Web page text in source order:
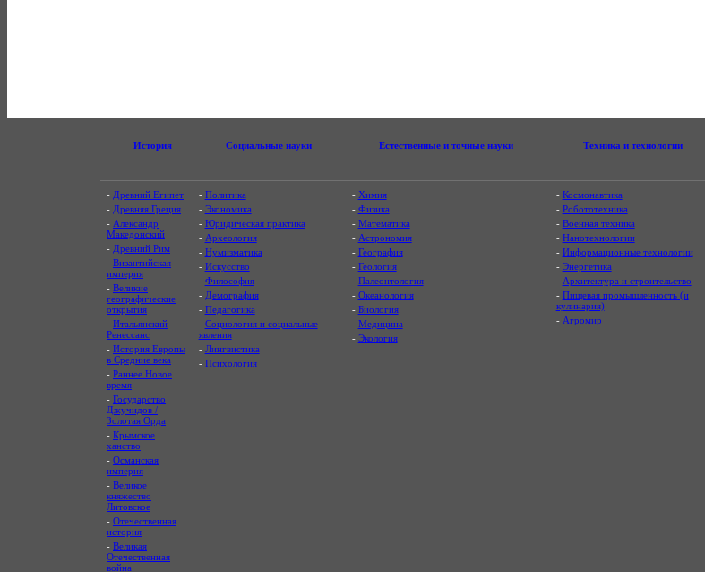
История Социальные науки Естественные и точные науки Техника и технологии
- Древний Египет
- Древняя Греция
- Александр
Македонский
- Древний Рим
- Византийская
империя
- Великие
географические
открытия
- Итальянский
Ренессанс
- История Европы
в Средние века
- Раннее Новое
время
- Государство
Джучидов /
Золотая Орда
- Крымское
ханство
- Османская
империя
- Великое
княжество
Литовское
- Отечественная
история
- Великая
Отечественная
война
- Политика
- Экономика
- Юридическая практика
- Археология
- Нумизматика
- Искусство
- Философия
- Демография
- Педагогика
- Социология и социальные
явления
- Лингвистика
- Психология
- Химия
- Физика
- Математика
- Астрономия
- География
- Геология
- Палеонтология
- Океанология
- Биология
- Медицина
- Экология
- Космонавтика
- Робототехника
- Военная техника
- Нанотехнологии
- Информационные технологии
- Энергетика
- Архитектура и строительство
- Пищевая промышленность (и
кулинария)
- Агромир